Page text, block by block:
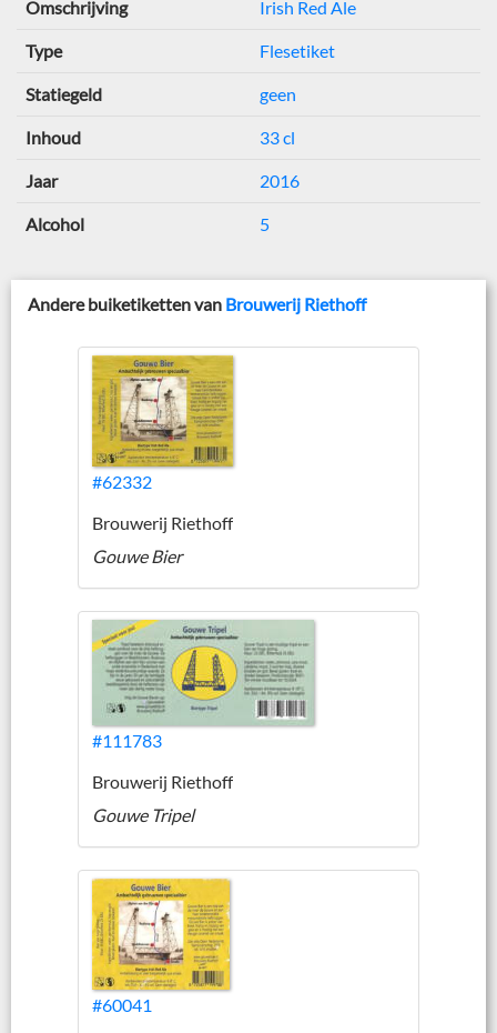
Omschrijving Irish Red Ale
Type Flesetiket
Statiegeld geen
Inhoud 33 cl
Jaar 2016
Alcohol 5
Andere buiketiketten van Brouwerij Riethoff
#62332
Brouwerij Riethoff
Gouwe Bier
#111783
Brouwerij Riethoff
Gouwe Tripel
#60041